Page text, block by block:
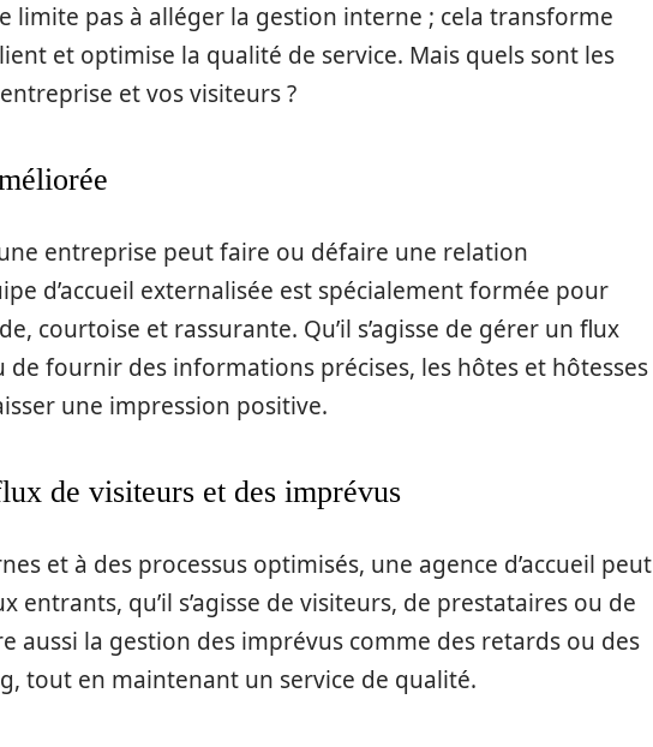
limite pas à alléger la gestion interne ; cela transforme
et optimise la qualité de service. Mais quels sont les
et vos visiteurs ?
entreprise peut faire ou défaire une relation
d’accueil externalisée est spécialement formée pour
courtoise et rassurante. Qu’il s’agisse de gérer un flux
fournir des informations précises, les hôtes et hôtesses
une impression positive.
de visiteurs et des imprévus
et à des processus optimisés, une agence d’accueil peut
entrants, qu’il s’agisse de visiteurs, de prestataires ou de
aussi la gestion des imprévus comme des retards ou des
tout en maintenant un service de qualité.